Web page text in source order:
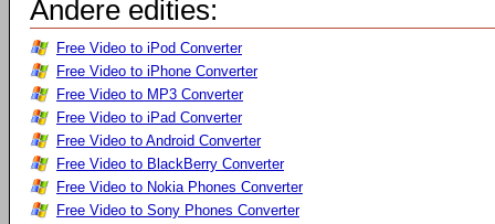
Andere edities:
Free Video to iPod Converter
Free Video to iPhone Converter
Free Video to MP3 Converter
Free Video to iPad Converter
Free Video to Android Converter
Free Video to BlackBerry Converter
Free Video to Nokia Phones Converter
Free Video to Sony Phones Converter